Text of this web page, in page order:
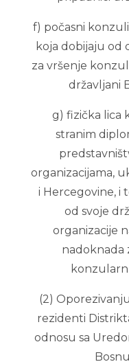
f) počasni
koja dobijaju od
za vršenje
državljani
g) fizička lica
stranim
organizacijama,
i Hercegovine, i
od svoje
organizacije
nadoknada
(2)
rezidenti
odnosu sa